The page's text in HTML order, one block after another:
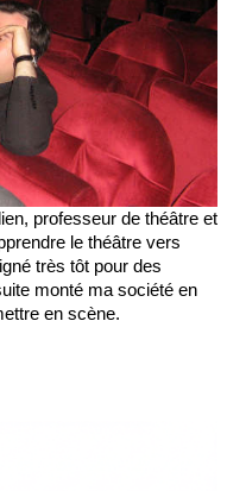
professeur de théâtre et
le théâtre vers
très tôt pour des
monté ma société en
en scène.